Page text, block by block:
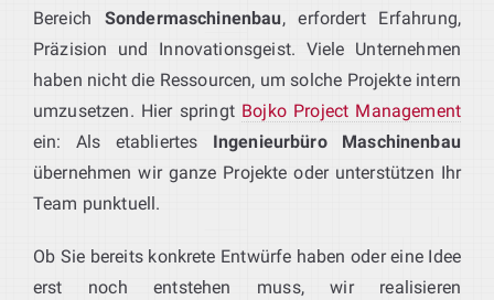
Bereich Sondermaschinenbau, erfordert Erfahrung,
Präzision und Innovationsgeist. Viele Unternehmen
haben nicht die Ressourcen, um solche Projekte intern
umzusetzen. Hier springt Bojko Project Management
ein: Als etabliertes Ingenieurbüro Maschinenbau
übernehmen wir ganze Projekte oder unterstützen Ihr
Team punktuell.
Ob Sie bereits konkrete Entwürfe haben oder eine Idee
erst noch entstehen muss, wir realisieren